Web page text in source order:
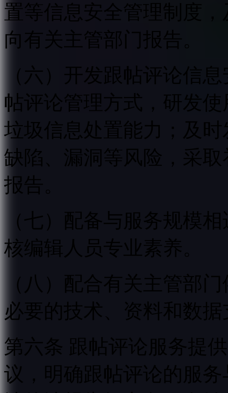
置等信息安全管理制度
向有关主管部门报告。
（六）开发跟帖评论信
帖评论管理方式，研发
垃圾信息处置能力；及
缺陷、漏洞等风险，采
报告。
（七）配备与服务规模
核编辑人员专业素养。
（八）配合有关主管部
必要的技术、资料和数
第六条 跟帖评论服务提
议，明确跟帖评论的服